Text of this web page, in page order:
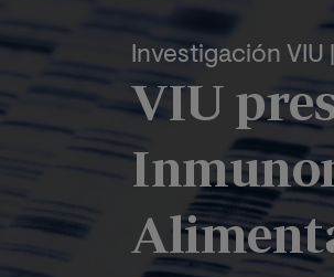
Investigación VIU
VIU